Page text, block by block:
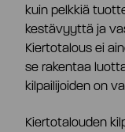
Analyytikot
Hallitus
kuin pelkkiä
kestävyyttä ja
Kiertotalous ei
se rakentaa
kilpailijoiden on
Kiertotalouden